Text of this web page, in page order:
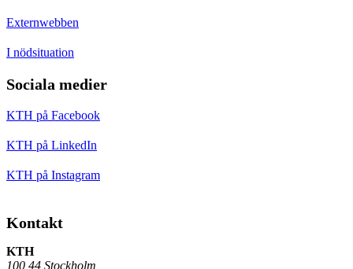
Externwebben
I nödsituation
Sociala medier
KTH på Facebook
KTH på LinkedIn
KTH på Instagram
Kontakt
KTH
100 44 Stockholm